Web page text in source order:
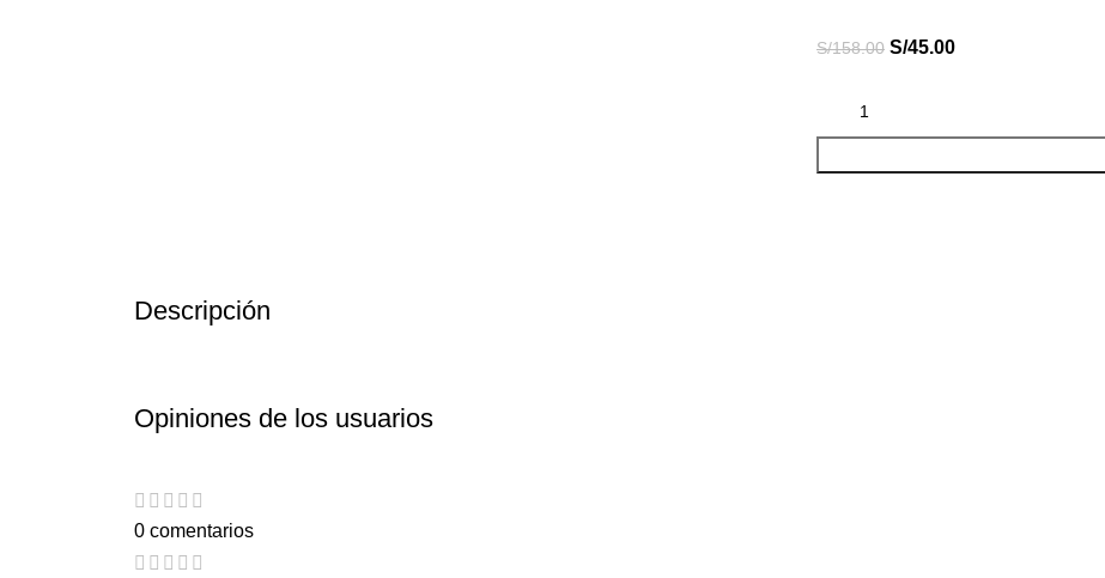
S/158.00 S/45.00
Descripción
Opiniones de los usuarios
0 comentarios